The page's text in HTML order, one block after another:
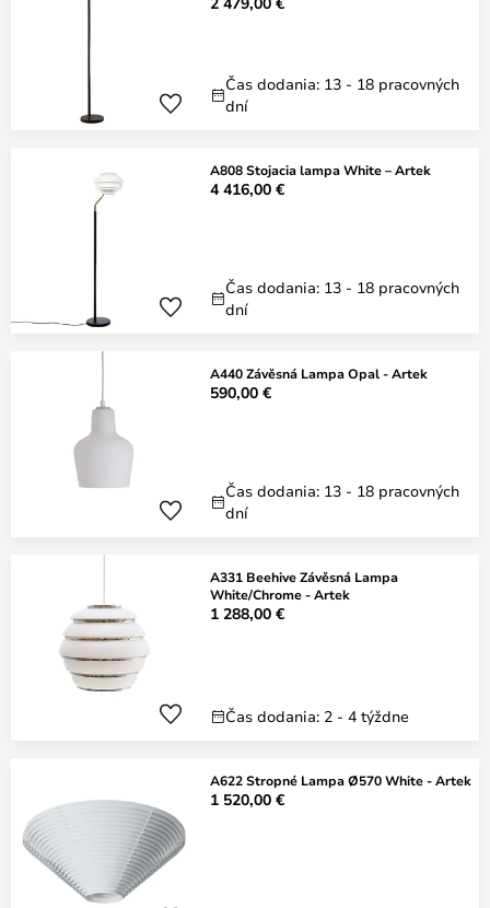
Čas dodania: 13 - 18 pracovných
dní
A808 Stojacia lampa White – Artek
4 416,00 €
Čas dodania: 13 - 18 pracovných
dní
A440 Závěsná Lampa Opal - Artek
590,00 €
Čas dodania: 13 - 18 pracovných
dní
A331 Beehive Závěsná Lampa
White/Chrome - Artek
1 288,00 €
Čas dodania: 2 - 4 týždne
A622 Stropné Lampa Ø570 White - Artek
1 520,00 €